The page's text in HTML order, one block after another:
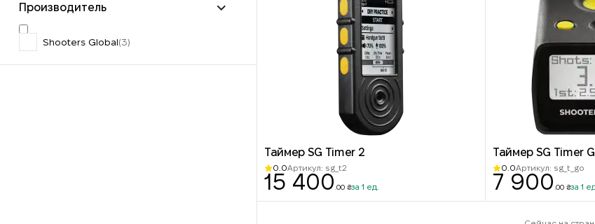
Производитель
Shooters Global(3)
Таймер SG Timer 2
0.0Артикул: sg_t2
15 400 .00 ₴за 1 ед.
Таймер SG Timer
0.0Артикул: sg_t_go
7 900 .00 ₴за 1 ед.